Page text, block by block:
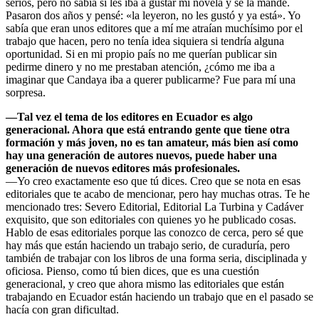
serios, pero no sabía si les iba a gustar mi novela y se la mandé.
Pasaron dos años y pensé: «la leyeron, no les gustó y ya está». Yo
sabía que eran unos editores que a mí me atraían muchísimo por el
trabajo que hacen, pero no tenía idea siquiera si tendría alguna
oportunidad. Si en mi propio país no me querían publicar sin
pedirme dinero y no me prestaban atención, ¿cómo me iba a
imaginar que Candaya iba a querer publicarme? Fue para mí una
sorpresa.
—Tal vez el tema de los editores en Ecuador es algo
generacional. Ahora que está entrando gente que tiene otra
formación y más joven, no es tan amateur, más bien así como
hay una generación de autores nuevos, puede haber una
generación de nuevos editores más profesionales.
—Yo creo exactamente eso que tú dices. Creo que se nota en esas
editoriales que te acabo de mencionar, pero hay muchas otras. Te he
mencionado tres: Severo Editorial, Editorial La Turbina y Cadáver
exquisito, que son editoriales con quienes yo he publicado cosas.
Hablo de esas editoriales porque las conozco de cerca, pero sé que
hay más que están haciendo un trabajo serio, de curaduría, pero
también de trabajar con los libros de una forma seria, disciplinada y
oficiosa. Pienso, como tú bien dices, que es una cuestión
generacional, y creo que ahora mismo las editoriales que están
trabajando en Ecuador están haciendo un trabajo que en el pasado se
hacía con gran dificultad.